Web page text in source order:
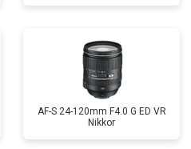
AF-S 24-120mm F4.0 G ED VR
Nikkor